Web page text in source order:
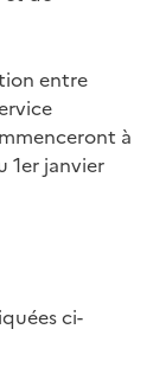
entre
à
1er janvier
ci-